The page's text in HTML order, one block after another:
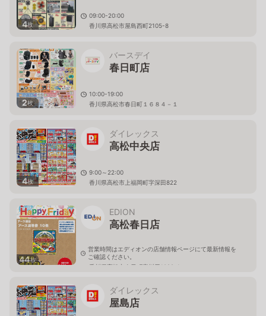
4枚
09:00-20:00
香川県高松市屋島西町2105-8
2枚
バースデイ
春日町店
10:00-19:00
香川県高松市春日町１６８４－１
4枚
ダイレックス
高松中央店
9:00～22:00
香川県高松市上福岡町字深田822
44枚
EDION
高松春日店
営業時間はエディオンの店舗情報ページにて最新情報を
ご確認ください。
香川県高松市春日町字川尻1028-1
ダイレックス
屋島店